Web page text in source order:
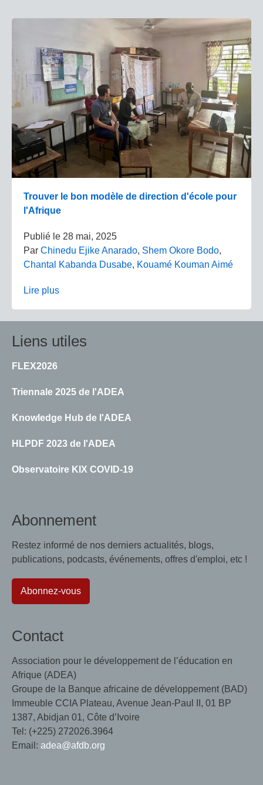
Trouver le bon modèle de direction d'école pour
l'Afrique
Publié le 28 mai, 2025
Par Chinedu Ejike Anarado, Shem Okore Bodo,
Chantal Kabanda Dusabe, Kouamé Kouman Aimé
Lire plus
Liens utiles
FLEX2026
Triennale 2025 de l'ADEA
Knowledge Hub de l'ADEA
HLPDF 2023 de l'ADEA
Observatoire KIX COVID-19
Abonnement
Restez informé de nos derniers actualités, blogs,
publications, podcasts, événements, offres d'emploi, etc !
Abonnez-vous
Contact
Association pour le développement de l’éducation en
Afrique (ADEA)
Groupe de la Banque africaine de développement (BAD)
Immeuble CCIA Plateau, Avenue Jean-Paul II, 01 BP
1387, Abidjan 01, Côte d’Ivoire
Tel: (+225) 272026.3964
Email: adea@afdb.org